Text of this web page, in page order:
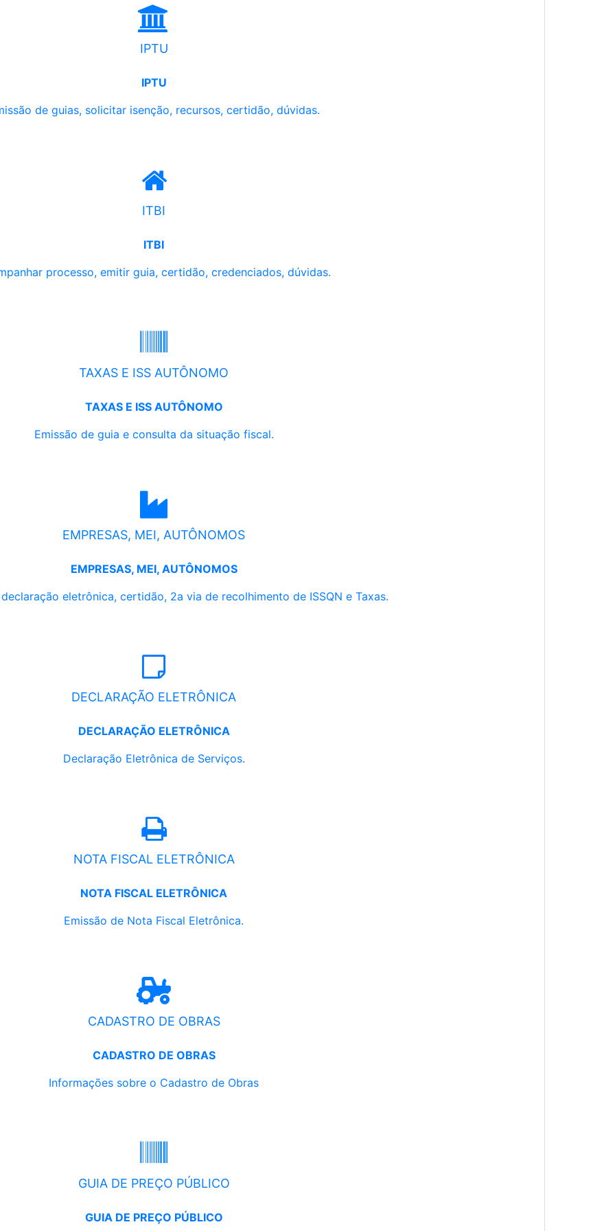
IPTU
IPTU
de guias, solicitar isenção, recursos, certidão, dúvidas.
ITBI
ITBI
processo, emitir guia, certidão, credenciados, dúvidas.
TAXAS E ISS AUTÔNOMO
TAXAS E ISS AUTÔNOMO
Emissão de guia e consulta da situação fiscal.
EMPRESAS, MEI, AUTÔNOMOS
EMPRESAS, MEI, AUTÔNOMOS
eletrônica, certidão, 2a via de recolhimento de ISSQN e Taxas.
DECLARAÇÃO ELETRÔNICA
DECLARAÇÃO ELETRÔNICA
Declaração Eletrônica de Serviços.
NOTA FISCAL ELETRÔNICA
NOTA FISCAL ELETRÔNICA
Emissão de Nota Fiscal Eletrônica.
CADASTRO DE OBRAS
CADASTRO DE OBRAS
Informações sobre o Cadastro de Obras
GUIA DE PREÇO PÚBLICO
GUIA DE PREÇO PÚBLICO